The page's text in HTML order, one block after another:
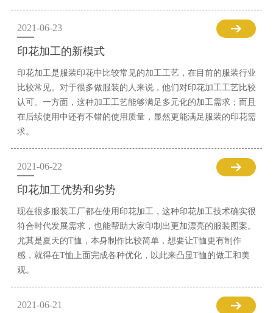
2021-06-23
印花加工的新模式
印花加工是服装印花中比较常见的加工工艺，在目前的服装行业
比较常见。对于很多做服装的人来说，他们对印花加工工艺比较
认可。一方面，这种加工工艺能够满足多元化的加工需求；而且
在后续使用中还有不错的使用质量，显然更能满足服装的印花需
求。
2021-06-22
印花加工优势和劣势
现在很多服装工厂都在使用印花加工，这种印花加工技术确实很
符合时代发展需求，也能帮助大家印制出更加漂亮的服装图案。
尤其是夏天的T恤，本身制作比较简单，想要让T恤更有制作
感，就得在T恤上面完成各种优化，以此来凸显T恤的做工和美
观。
2021-06-21